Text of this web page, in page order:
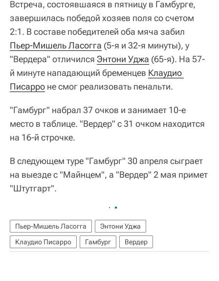
Встреча, состоявшаяся в пятницу в Гамбурге,
завершилась победой хозяев поля со счетом
2:1. В составе победителей оба мяча забил
Пьер-Мишель Ласогга (5-я и 32-я минуты), у
"Вердера" отличился Энтони Уджа (65-я). На 57-
й минуте нападающий бременцев Клаудио
Писарро не смог реализовать пенальти.
"Гамбург" набрал 37 очков и занимает 10-е
место в таблице. "Вердер" с 31 очком находится
на 16-й строчке.
В следующем туре "Гамбург" 30 апреля сыграет
на выезде с "Майнцем", а "Вердер" 2 мая примет
"Штутгарт".
Пьер-Мишель Ласогга
Энтони Уджа
Клаудио Писарро
Гамбург Вердер